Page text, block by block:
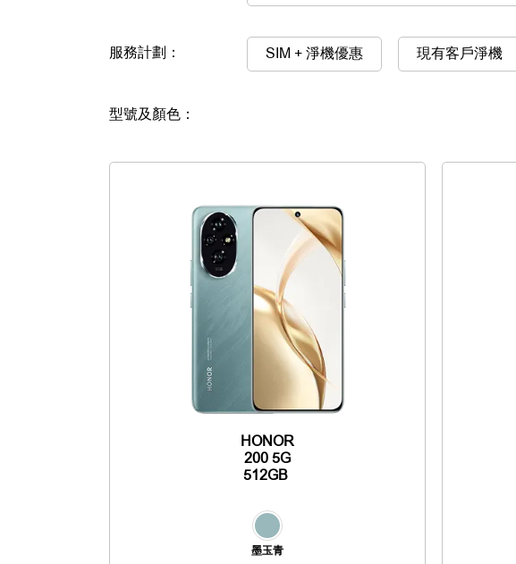
服務計劃： SIM + 淨機優惠 現有客戶淨機
型號及顏色：
HONOR
200 5G
512GB
墨玉青